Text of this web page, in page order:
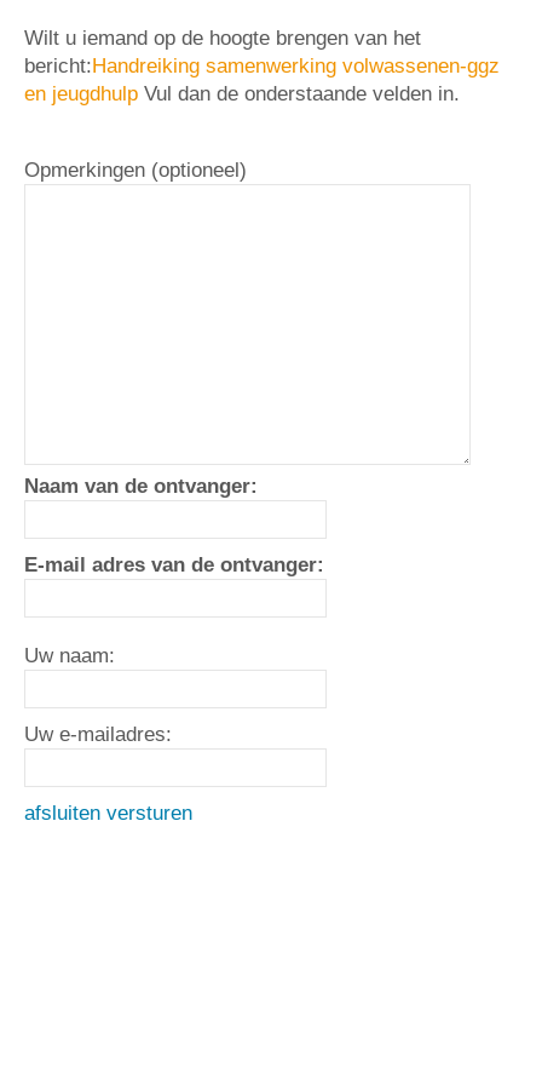
Wilt u iemand op de hoogte brengen van het
bericht:Handreiking samenwerking volwassenen-ggz
en jeugdhulp Vul dan de onderstaande velden in.
Opmerkingen (optioneel)
Naam van de ontvanger:
E-mail adres van de ontvanger:
Uw naam:
Uw e-mailadres:
afsluiten versturen